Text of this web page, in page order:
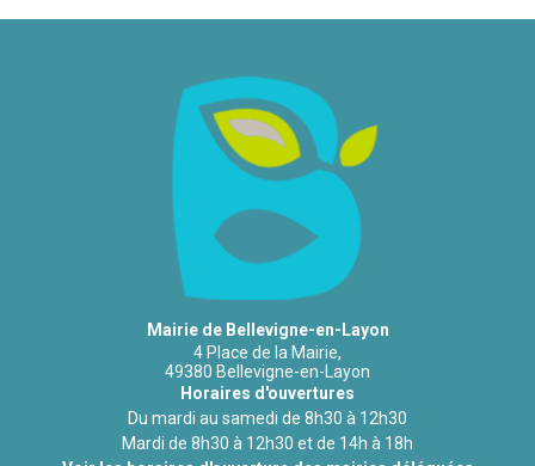
Mairie de Bellevigne-en-Layon
4 Place de la Mairie,
49380 Bellevigne-en-Layon
Horaires d'ouvertures
Du mardi au samedi de 8h30 à 12h30
Mardi de 8h30 à 12h30 et de 14h à 18h